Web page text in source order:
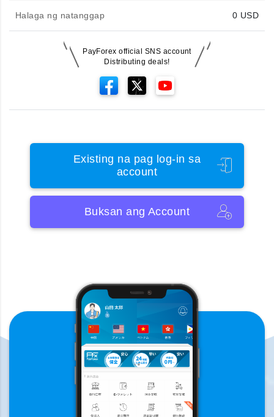
Halaga ng natanggap 0 USD
PayForex official SNS account
Distributing deals!
Existing na pag log-in sa
account
Buksan ang Account